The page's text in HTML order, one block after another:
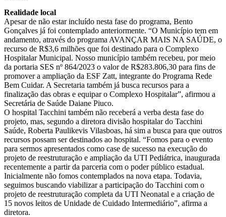
Realidade local
Apesar de não estar incluído nesta fase do programa, Bento
Gonçalves já foi contemplado anteriormente. “O Município tem em
andamento, através do programa AVANÇAR MAIS NA SAÚDE, o
recurso de R$3,6 milhões que foi destinado para o Complexo
Hospitalar Municipal. Nosso município também recebeu, por meio
da portaria SES nº 864/2023 o valor de R$283.806,30 para fins de
promover a ampliação da ESF Zatt, integrante do Programa Rede
Bem Cuidar. A Secretaria também já busca recursos para a
finalização das obras e equipar o Complexo Hospitalar”, afirmou a
Secretária de Saúde Daiane Piuco.
O hospital Tacchini também não receberá a verba desta fase do
projeto, mas, segundo a diretora divisão hospitalar do Tacchini
Saúde, Roberta Paulikevis Vilasboas, há sim a busca para que outros
recursos possam ser destinados ao hospital. “Fomos para o evento
para sermos apresentados como case de sucesso na execução do
projeto de reestruturação e ampliação da UTI Pediátrica, inaugurada
recentemente a partir da parceria com o poder público estadual.
Inicialmente não fomos contemplados na nova etapa. Todavia,
seguimos buscando viabilizar a participação do Tacchini com o
projeto de reestruturação completa da UTI Neonatal e a criação de
15 novos leitos de Unidade de Cuidado Intermediário”, afirma a
diretora.